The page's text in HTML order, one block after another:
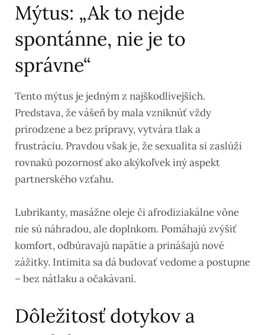
Mýtus: „Ak to nejde
spontánne, nie je to
správne“
Tento mýtus je jedným z najškodlivejších.
Predstava, že vášeň by mala vzniknúť vždy
prirodzene a bez prípravy, vytvára tlak a
frustráciu. Pravdou však je, že sexualita si zaslúži
rovnakú pozornosť ako akýkoľvek iný aspekt
partnerského vzťahu.
Lubrikanty, masážne oleje či afrodiziakálne vône
nie sú náhradou, ale doplnkom. Pomáhajú zvýšiť
komfort, odbúravajú napätie a prinášajú nové
zážitky. Intimita sa dá budovať vedome a postupne
– bez nátlaku a očakávaní.
Dôležitosť dotykov a